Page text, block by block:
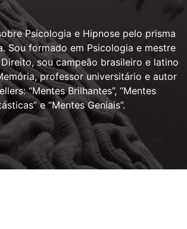
Psicologia e Hipnose pelo prisma
Sou formado em Psicologia e mestre
sou campeão brasileiro e latino
professor universitário e autor
“Mentes Brilhantes”, “Mentes
e “Mentes Geniais”.